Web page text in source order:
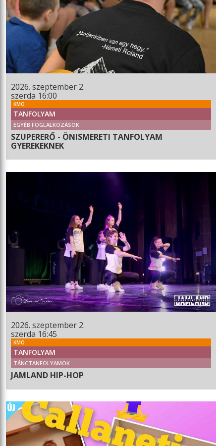
2026. szeptember 2.
szerda 16:00
KMO
TANFOLYAM
EGYÉB FOGLALKOZÁSOK
SZUPERERŐ - ÖNISMERETI TANFOLYAM
GYEREKEKNEK
2026. szeptember 2.
szerda 16:45
KMO
TANFOLYAM
TÁNCTANFOLYAMOK
JAMLAND HIP-HOP